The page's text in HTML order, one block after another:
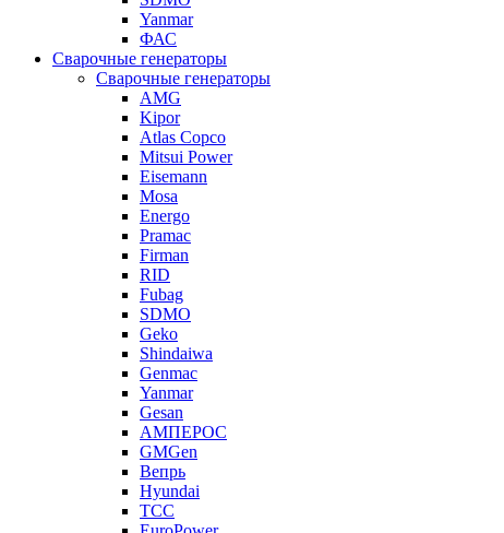
Yanmar
ФАС
Сварочные генераторы
Сварочные генераторы
AMG
Kipor
Atlas Copco
Mitsui Power
Eisemann
Mosa
Energo
Pramac
Firman
RID
Fubag
SDMO
Geko
Shindaiwa
Genmac
Yanmar
Gesan
АМПЕРОС
GMGen
Вепрь
Hyundai
ТСС